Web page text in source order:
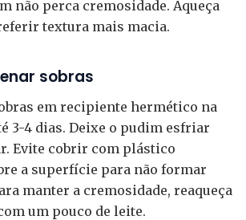
não perca cremosidade. Aqueça
textura mais macia.
sobras
em recipiente hermético na
3-4 dias. Deixe o pudim esfriar
Evite cobrir com plástico
a superfície para não formar
manter a cremosidade, reaqueça
um pouco de leite.